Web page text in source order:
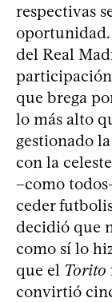
respectivas
del Real
que brega
lo más alto
gestionado
con la
–como
ceder
decidió que
como sí lo
que el Torito
convirtió